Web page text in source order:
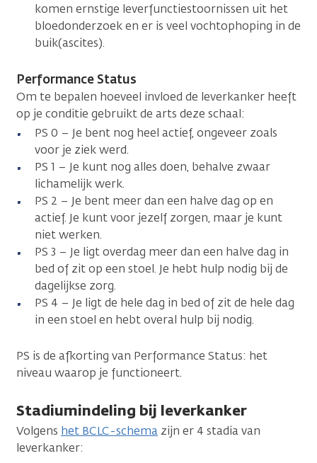
komen ernstige leverfunctiestoornissen uit het
bloedonderzoek en er is veel vochtophoping in de
buik(ascites).
Performance Status
Om te bepalen hoeveel invloed de leverkanker heeft
op je conditie gebruikt de arts deze schaal:
PS 0 – Je bent nog heel actief, ongeveer zoals
voor je ziek werd.
PS 1 – Je kunt nog alles doen, behalve zwaar
lichamelijk werk.
PS 2 – Je bent meer dan een halve dag op en
actief. Je kunt voor jezelf zorgen, maar je kunt
niet werken.
PS 3 – Je ligt overdag meer dan een halve dag in
bed of zit op een stoel. Je hebt hulp nodig bij de
dagelijkse zorg.
PS 4 – Je ligt de hele dag in bed of zit de hele dag
in een stoel en hebt overal hulp bij nodig.
PS is de afkorting van Performance Status: het
niveau waarop je functioneert.
Stadiumindeling bij leverkanker
Volgens het BCLC-schema zijn er 4 stadia van
leverkanker: